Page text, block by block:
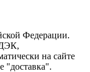
Федерации.
на сайте
"доставка".